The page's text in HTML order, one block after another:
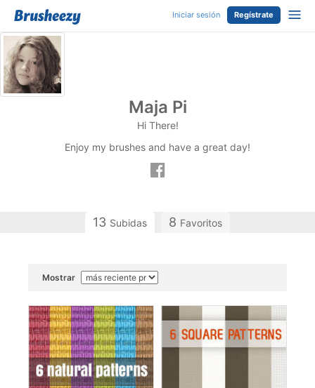
Iniciar sesión Regístrate
Maja Pi
Hi There!
Enjoy my brushes and have a great day!
13 Subidas 8 Favoritos
Mostrar